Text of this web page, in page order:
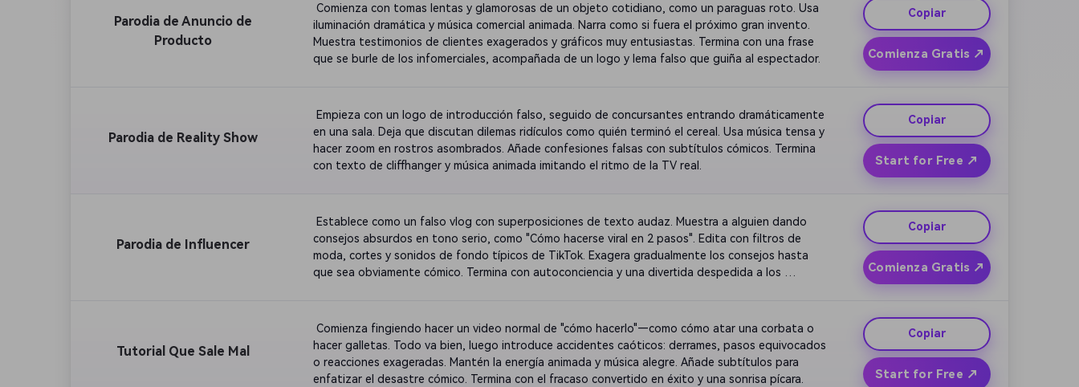
Parodia de Anuncio de
Producto
Comienza con tomas lentas y glamorosas de un objeto cotidiano, como un paraguas roto. Usa
iluminación dramática y música comercial animada. Narra como si fuera el próximo gran invento.
Muestra testimonios de clientes exagerados y gráficos muy entusiastas. Termina con una frase
que se burle de los infomerciales, acompañada de un logo y lema falso que guiña al espectador.
Copiar
Comienza Gratis ↗
Parodia de Reality Show
Empieza con un logo de introducción falso, seguido de concursantes entrando dramáticamente
en una sala. Deja que discutan dilemas ridículos como quién terminó el cereal. Usa música tensa y
hacer zoom en rostros asombrados. Añade confesiones falsas con subtítulos cómicos. Termina
con texto de cliffhanger y música animada imitando el ritmo de la TV real.
Copiar
Start for Free ↗
Parodia de Influencer
Establece como un falso vlog con superposiciones de texto audaz. Muestra a alguien dando
consejos absurdos en tono serio, como "Cómo hacerse viral en 2 pasos". Edita con filtros de
moda, cortes y sonidos de fondo típicos de TikTok. Exagera gradualmente los consejos hasta
que sea obviamente cómico. Termina con autoconciencia y una divertida despedida a los
Copiar
Comienza Gratis ↗
Tutorial Que Sale Mal
Comienza fingiendo hacer un video normal de "cómo hacerlo"—como cómo atar una corbata o
hacer galletas. Todo va bien, luego introduce accidentes caóticos: derrames, pasos equivocados
o reacciones exageradas. Mantén la energía animada y música alegre. Añade subtítulos para
enfatizar el desastre cómico. Termina con el fracaso convertido en éxito y una sonrisa pícara.
Copiar
Start for Free ↗